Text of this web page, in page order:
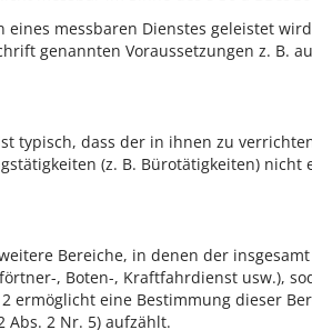
messbaren Dienstes geleistet
genannten Voraussetzungen z. B.
typisch, dass der in ihnen zu
(z. B. Bürotätigkeiten)
Bereiche, in denen der
, Boten-, Kraftfahrdienst usw.),
ermöglicht eine Bestimmung dieser
Abs. 2 Nr. 5) aufzählt.